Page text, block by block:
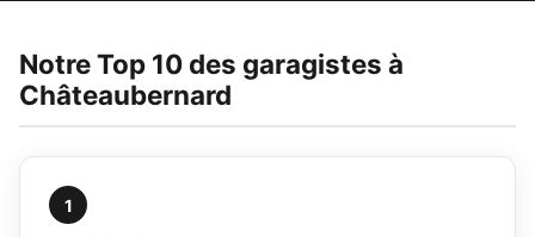
Notre Top 10 des garagistes à
Châteaubernard
1